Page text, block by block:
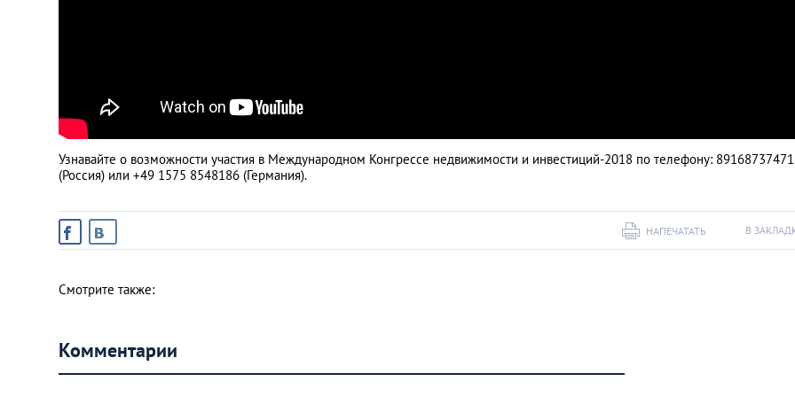
Узнавайте о возможности участия в Международном Конгрессе недвижимости и инвестиций-2018 по телефону: 89168737471
(Россия) или +49 1575 8548186 (Германия).
В
НАПЕЧАТАТЬ
Смотрите также:
Комментарии